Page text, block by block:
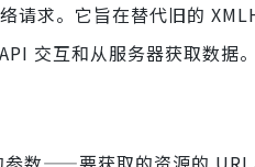
求。它旨在替代旧的
交互和从服务器获取数据。